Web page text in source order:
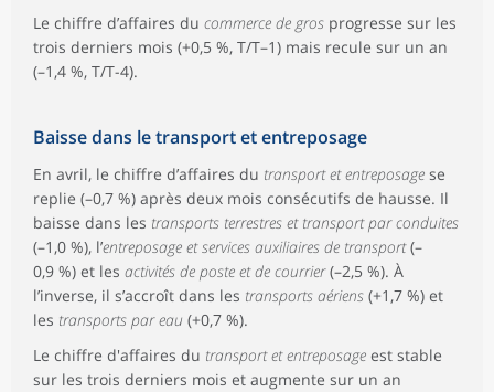
Le chiffre d’affaires du commerce de gros progresse sur les
trois derniers mois (+0,5 %, T/T–1) mais recule sur un an
(–1,4 %, T/T-4).
Baisse dans le transport et entreposage
En avril, le chiffre d’affaires du transport et entreposage se
replie (–0,7 %) après deux mois consécutifs de hausse. Il
baisse dans les transports terrestres et transport par conduites
(–1,0 %), l’entreposage et services auxiliaires de transport(–
0,9 %) et les activités de poste et de courrier(–2,5 %). À
l’inverse, il s’accroît dans les transports aériens (+1,7 %) et
les transports par eau (+0,7 %).
Le chiffre d'affaires du transport et entreposage est stable
sur les trois derniers mois et augmente sur un an